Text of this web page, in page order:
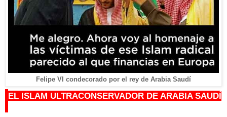
Felipe VI condecorado por el rey de Arabia Saudí
EL ISLAM ULTRACONSERVADOR DE ARABIA SAUDÍ